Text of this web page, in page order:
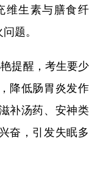
عربى
한국어
维生素与膳食纤
题。
提醒，考生要少
降低肠胃炎发作
补汤药、安神类
奋，引发失眠多